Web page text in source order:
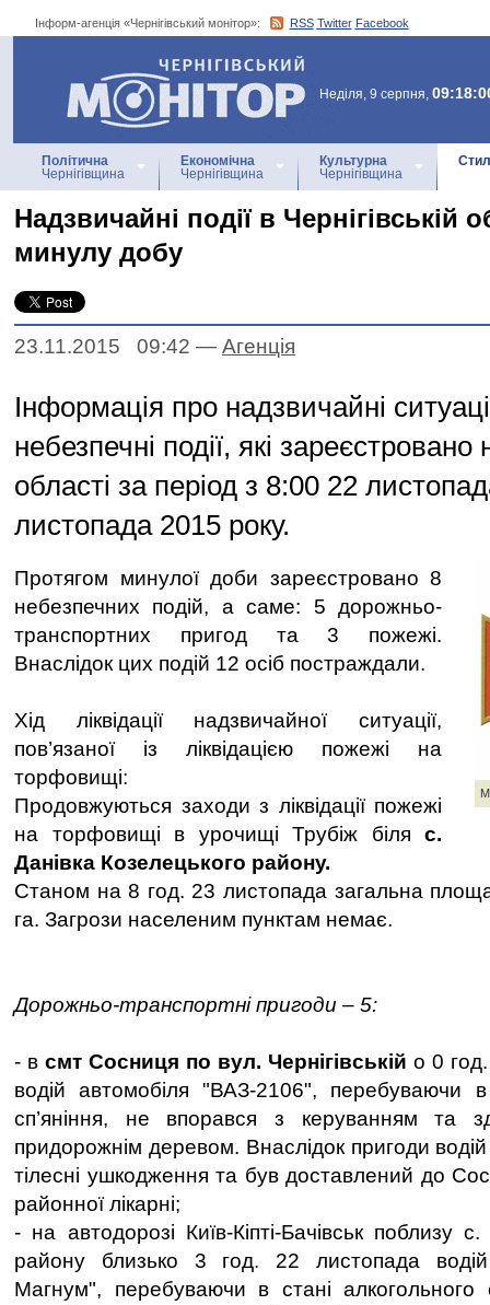
Інформ-агенція «Чернігівський монітор»: RSS Twitter Facebook
Інформ-агенція
«Чернігівський монітор»
Неділя, 9 серпня,
Політична
Чернігівщина
Економічна
Чернігівщина
Культурна
Чернігівщина
Надзвичайні події в Чернігівській
минулу добу
23.11.2015 09:42 — Агенцiя
Інформація про надзвичайні
небезпечні події, які зареєстровано
області за період з 8:00 22
листопада 2015 року.
Протягом минулої доби зареєстровано 8
небезпечних подій, а саме: 5 дорожньо-
транспортних пригод та 3 пожежі.
Внаслідок цих подій 12 осіб постраждали.
Хід ліквідації надзвичайної ситуації,
пов’язаної із ліквідацією пожежі на
торфовищі:
Продовжуються заходи з ліквідації пожежі
на торфовищі в урочищі Трубіж біля с.
Данівка Козелецького району.
Станом на 8 год. 23 листопада загальна
га. Загрози населеним пунктам немає.
Дорожньо-транспортні пригоди – 5:
- в смт Сосниця по вул. Чернігівській о 0
водій автомобіля "ВАЗ-2106", перебуваючи в
сп’яніння, не впорався з керуванням та
придорожнім деревом. Внаслідок пригоди
тілесні ушкодження та був доставлений до
районної лікарні;
- на автодорозі Київ-Кіпті-Бачівськ поблизу
району близько 3 год. 22 листопада
Магнум", перебуваючи в стані алкогольного